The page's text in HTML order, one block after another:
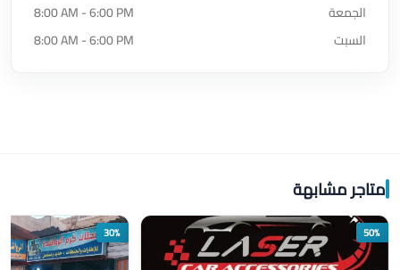
الجمعة
8:00 AM - 6:00 PM
السبت
8:00 AM - 6:00 PM
متاجر مشابهة
50%
30%